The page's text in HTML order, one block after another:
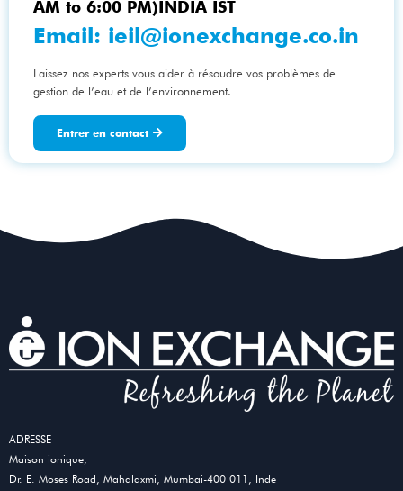
AM to 6:00 PM)INDIA IST
Email: ieil@ionexchange.co.in
Laissez nos experts vous aider à résoudre vos problèmes de
gestion de l’eau et de l’environnement.
Entrer en contact
ADRESSE
Maison ionique,
Dr. E. Moses Road, Mahalaxmi, Mumbai-400 011, Inde